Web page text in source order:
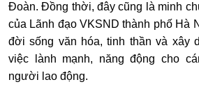
Đoàn. Đồng thời, đây cũng là minh
của Lãnh đạo VKSND thành phố Hà
đời sống văn hóa, tinh thần và xây
việc lành mạnh, năng động cho
người lao động.